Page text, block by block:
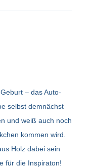
– das Auto-
selbst demnächst
und weiß auch noch
kommen wird.
Holz dabei sein
für die Inspiraton!